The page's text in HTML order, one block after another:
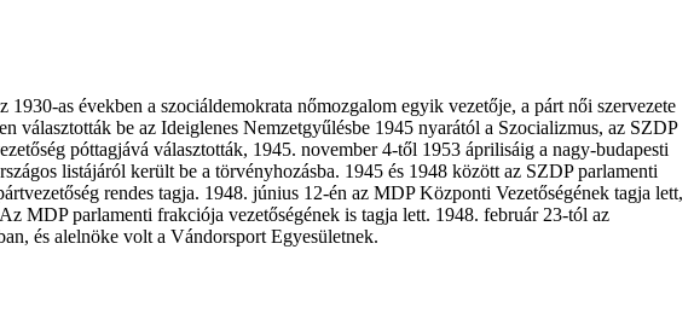
as években a szociáldemokrata nőmozgalom egyik vezetője, a párt női szervezete
választották be az Ideiglenes Nemzetgyűlésbe 1945 nyarától a Szocializmus, az SZDP
póttagjává választották, 1945. november 4-től 1953 áprilisáig a nagy-budapesti
listájáról került be a törvényhozásba. 1945 és 1948 között az SZDP parlamenti
rendes tagja. 1948. június 12-én az MDP Központi Vezetőségének tagja lett,
MDP parlamenti frakciója vezetőségének is tagja lett. 1948. február 23-tól az
és alelnöke volt a Vándorsport Egyesületnek.